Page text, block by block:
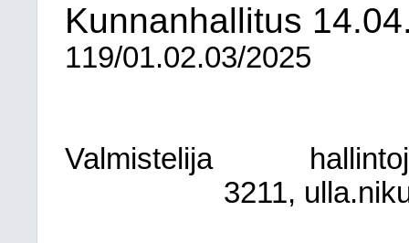
Kunnanhallitus
119/01.02.03/2025
Valmistelija
3211,